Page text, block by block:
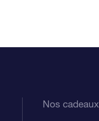
Nos cadeaux